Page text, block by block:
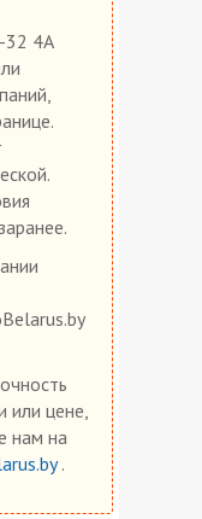
32 4A
или цене,
нам на
.